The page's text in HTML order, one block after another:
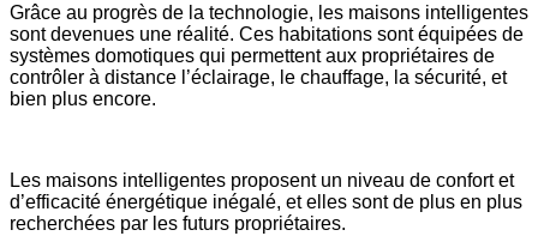
Grâce au progrès de la technologie, les maisons intelligentes
sont devenues une réalité. Ces habitations sont équipées de
systèmes domotiques qui permettent aux propriétaires de
contrôler à distance l’éclairage, le chauffage, la sécurité, et
bien plus encore.
Les maisons intelligentes proposent un niveau de confort et
d’efficacité énergétique inégalé, et elles sont de plus en plus
recherchées par les futurs propriétaires.